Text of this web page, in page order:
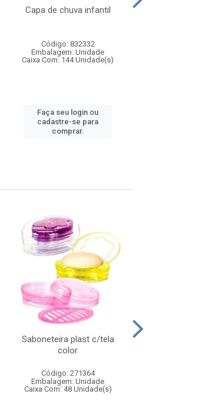
Capa de chuva infantil
Código: 832332
Embalagem: Unidade
Caixa Com: 144 Unidade(s)
Faça seu login ou
cadastre-se para
comprar.
Saboneteira plast c/tela
color
Código: 271364
Embalagem: Unidade
Caixa Com: 48 Unidade(s)